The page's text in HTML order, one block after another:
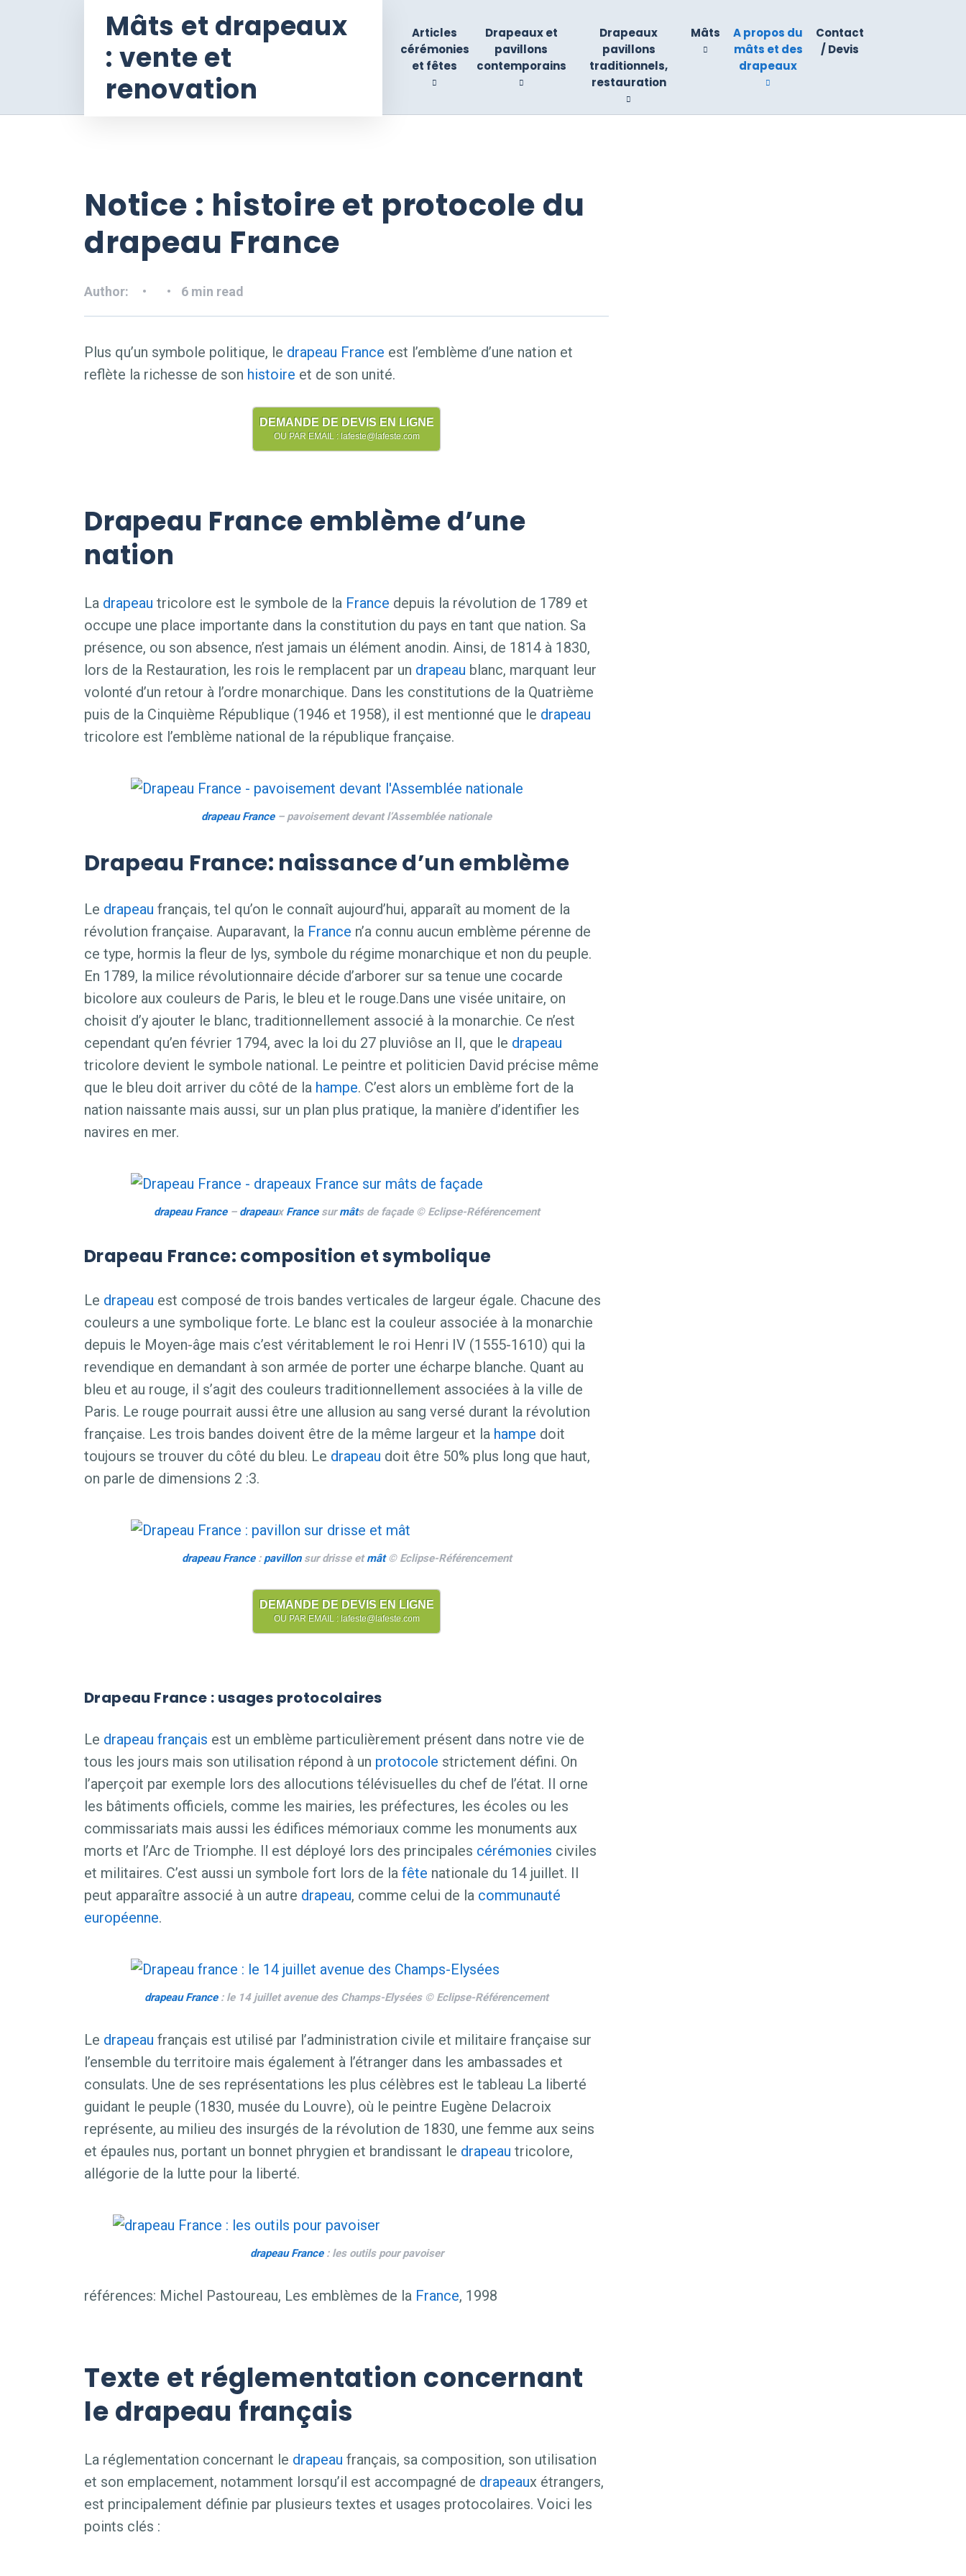
Mâts et drapeaux
: vente et
renovation
Articles
cérémonies
et fêtes
Drapeaux et
pavillons
contemporains
Drapeaux
pavillons
traditionnels,
restauration
Mâts
A propos du
mâts et des
drapeaux
Contact
/ Devis
Notice : histoire et protocole du
drapeau France
Author: 6 min read
Plus qu’un symbole politique, le drapeau France est l’emblème d’une nation et
reflète la richesse de son histoire et de son unité.
DEMANDE DE DEVIS EN LIGNE
OU PAR EMAIL : lafeste@lafeste.com
Drapeau France emblème d’une
nation
La drapeau tricolore est le symbole de la France depuis la révolution de 1789 et
occupe une place importante dans la constitution du pays en tant que nation. Sa
présence, ou son absence, n’est jamais un élément anodin. Ainsi, de 1814 à 1830,
lors de la Restauration, les rois le remplacent par un drapeau blanc, marquant leur
volonté d’un retour à l’ordre monarchique. Dans les constitutions de la Quatrième
puis de la Cinquième République (1946 et 1958), il est mentionné que le drapeau
tricolore est l’emblème national de la république française.
drapeau France– pavoisement devant l’Assemblée nationale
Drapeau France: naissance d’un emblème
Le drapeau français, tel qu’on le connaît aujourd’hui, apparaît au moment de la
révolution française. Auparavant, la France n’a connu aucun emblème pérenne de
ce type, hormis la fleur de lys, symbole du régime monarchique et non du peuple.
En 1789, la milice révolutionnaire décide d’arborer sur sa tenue une cocarde
bicolore aux couleurs de Paris, le bleu et le rouge.Dans une visée unitaire, on
choisit d’y ajouter le blanc, traditionnellement associé à la monarchie. Ce n’est
cependant qu’en février 1794, avec la loi du 27 pluviôse an II, que le drapeau
tricolore devient le symbole national. Le peintre et politicien David précise même
que le bleu doit arriver du côté de la hampe. C’est alors un emblème fort de la
nation naissante mais aussi, sur un plan plus pratique, la manière d’identifier les
navires en mer.
drapeau France– drapeaux Francesurmâts de façade © Eclipse-Référencement
Drapeau France: composition et symbolique
Le drapeau est composé de trois bandes verticales de largeur égale. Chacune des
couleurs a une symbolique forte. Le blanc est la couleur associée à la monarchie
depuis le Moyen-âge mais c’est véritablement le roi Henri IV (1555-1610) qui la
revendique en demandant à son armée de porter une écharpe blanche. Quant au
bleu et au rouge, il s’agit des couleurs traditionnellement associées à la ville de
Paris. Le rouge pourrait aussi être une allusion au sang versé durant la révolution
française. Les trois bandes doivent être de la même largeur et la hampe doit
toujours se trouver du côté du bleu. Le drapeau doit être 50% plus long que haut,
on parle de dimensions 2 :3.
drapeau France: pavillonsur drisse etmât© Eclipse-Référencement
DEMANDE DE DEVIS EN LIGNE
OU PAR EMAIL : lafeste@lafeste.com
Drapeau France : usages protocolaires
Le drapeau français est un emblème particulièrement présent dans notre vie de
tous les jours mais son utilisation répond à un protocole strictement défini. On
l’aperçoit par exemple lors des allocutions télévisuelles du chef de l’état. Il orne
les bâtiments officiels, comme les mairies, les préfectures, les écoles ou les
commissariats mais aussi les édifices mémoriaux comme les monuments aux
morts et l’Arc de Triomphe. Il est déployé lors des principales cérémonies civiles
et militaires. C’est aussi un symbole fort lors de la fête nationale du 14 juillet. Il
peut apparaître associé à un autre drapeau, comme celui de la communauté
européenne.
drapeau France: le 14 juillet avenue des Champs-Elysées © Eclipse-Référencement
Le drapeau français est utilisé par l’administration civile et militaire française sur
l’ensemble du territoire mais également à l’étranger dans les ambassades et
consulats. Une de ses représentations les plus célèbres est le tableau La liberté
guidant le peuple (1830, musée du Louvre), où le peintre Eugène Delacroix
représente, au milieu des insurgés de la révolution de 1830, une femme aux seins
et épaules nus, portant un bonnet phrygien et brandissant le drapeau tricolore,
allégorie de la lutte pour la liberté.
drapeau France: les outils pour pavoiser
références: Michel Pastoureau, Les emblèmes de la France, 1998
Texte et réglementation concernant
le drapeau français
La réglementation concernant le drapeau français, sa composition, son utilisation
et son emplacement, notamment lorsqu’il est accompagné de drapeaux étrangers,
est principalement définie par plusieurs textes et usages protocolaires. Voici les
points clés :